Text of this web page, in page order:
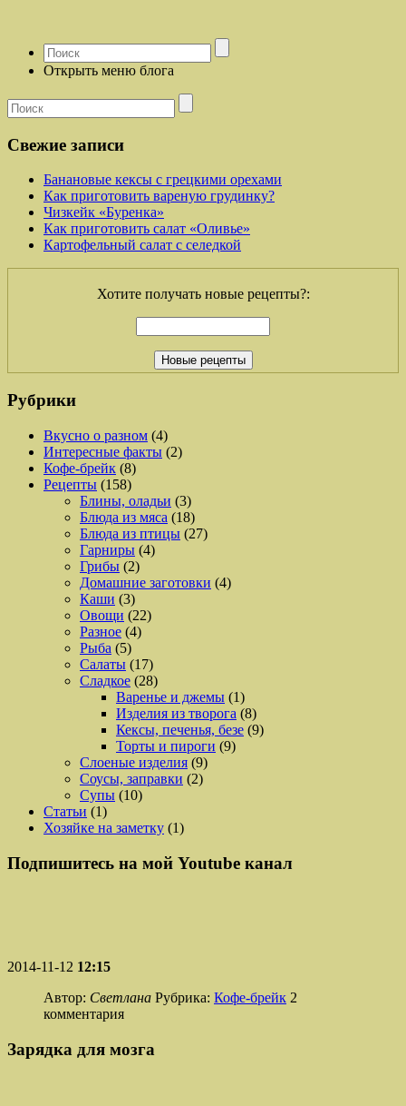
Открыть меню блога
Свежие записи
Банановые кексы с грецкими орехами
Как приготовить вареную грудинку?
Чизкейк «Буренка»
Как приготовить салат «Оливье»
Картофельный салат с селедкой
Хотите получать новые рецепты?:
Рубрики
Вкусно о разном (4)
Интересные факты (2)
Кофе-брейк (8)
Рецепты (158)
Блины, оладьи (3)
Блюда из мяса (18)
Блюда из птицы (27)
Гарниры (4)
Грибы (2)
Домашние заготовки (4)
Каши (3)
Овощи (22)
Разное (4)
Рыба (5)
Салаты (17)
Сладкое (28)
Варенье и джемы (1)
Изделия из творога (8)
Кексы, печенья, безе (9)
Торты и пироги (9)
Слоеные изделия (9)
Соусы, заправки (2)
Супы (10)
Статьи (1)
Хозяйке на заметку (1)
Подпишитесь на мой Youtube канал
2014-11-12 12:15
Автор: Светлана Рубрика: Кофе-брейк 2
комментария
Зарядка для мозга